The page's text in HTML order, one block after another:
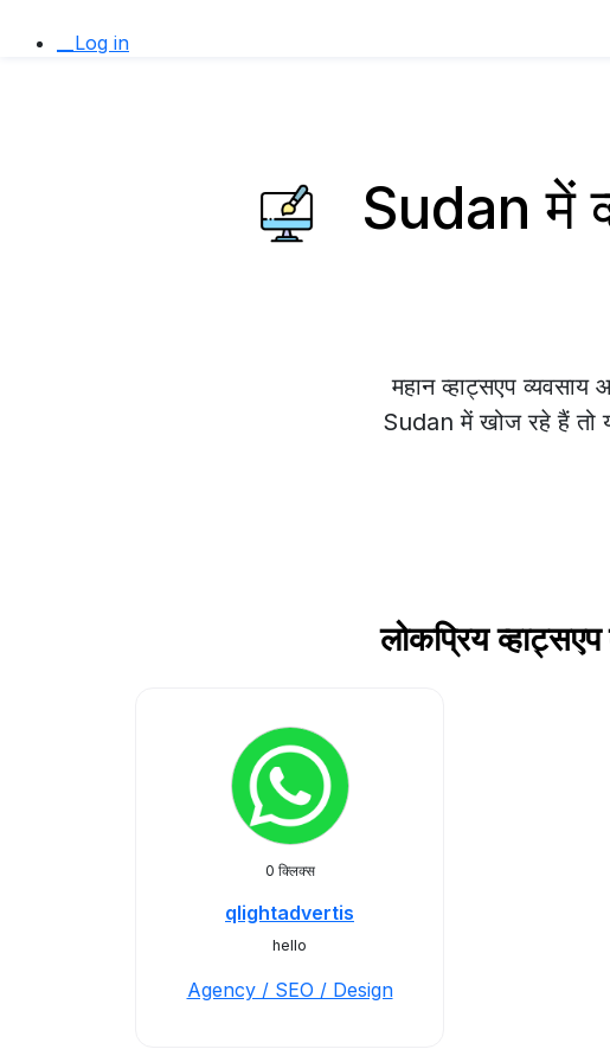
__Log in
Sudan में
महान व्हाट्सएप
Sudan में खोज रहे हैं तो
लोकप्रिय
0 क्लिक्स
qlightadvertis
hello
Agency / SEO / Design